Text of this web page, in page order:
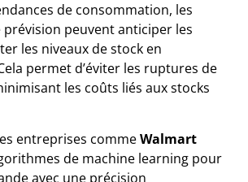
de consommation, les
peuvent anticiper les
les niveaux de stock en
permet d’éviter les ruptures de
les coûts liés aux stocks
entreprises commeWalmart
de machine learning pour
avec une précision